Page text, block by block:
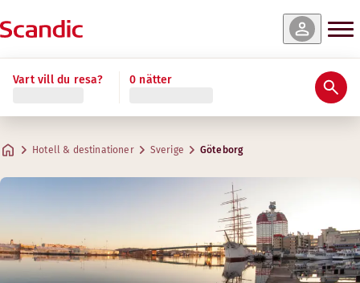
Vart vill du resa? 0 nätter
Hotell & destinationer Sverige Göteborg